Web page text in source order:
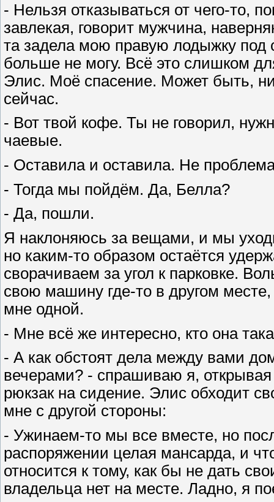
- Нельзя отказываться от чего-то,
завлекая, говорит мужчина,
та задела мою правую лодыжку
больше не могу. Всё это слишком
Элис. Моё спасение. Может быть,
сейчас.
- Вот твой кофе. Ты не говорил,
чаевые.
- Оставила и оставила. Не
- Тогда мы пойдём. Да, Белла?
- Да, пошли.
Я наклоняюсь за вещами, и мы
но каким-то образом остаётся
сворачиваем за угол к парковке.
свою машину где-то в другом
мне одной.
- Мне всё же интересно, кто она
- А как обстоят дела между вами
вечерами? - спрашиваю я,
рюкзак на сидение. Элис обходит
мне с другой стороны:
- Ужинаем-то мы все вместе, но
распоряжении целая мансарда, и
относится к тому, как бы не дать
владельца нет на месте. Ладно, я